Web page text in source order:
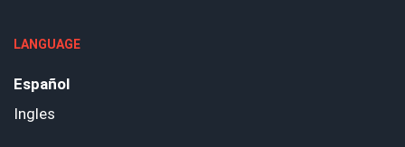
LANGUAGE
Español
Ingles